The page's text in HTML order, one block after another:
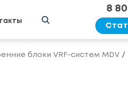
8
блоки VRF-систем MDV